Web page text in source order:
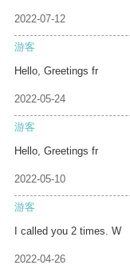
2022-07-12
游客
Hello, Greetings fr
2022-05-24
游客
Hello, Greetings fr
2022-05-10
游客
I called you 2 times. W
2022-04-26